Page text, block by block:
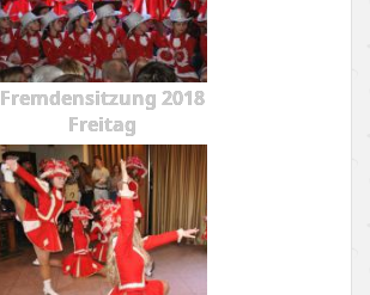
Fremdensitzung 2018
Freitag